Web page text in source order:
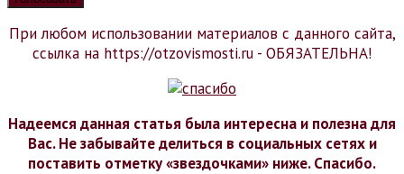
При любом использовании материалов с данного сайта,
ссылка на https://otzovismosti.ru - ОБЯЗАТЕЛЬНА!
Надеемся данная статья была интересна и полезна для
Вас. Не забывайте делиться в социальных сетях и
поставить отметку «звездочками» ниже. Спасибо.